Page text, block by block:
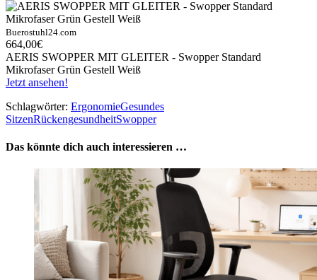
Buerostuhl24.com
664,00€
AERIS SWOPPER MIT GLEITER - Swopper Standard
Mikrofaser Grün Gestell Weiß
Jetzt ansehen!
Schlagwörter: ErgonomieGesundes
SitzenRückengesundheitSwopper
Das könnte dich auch interessieren …